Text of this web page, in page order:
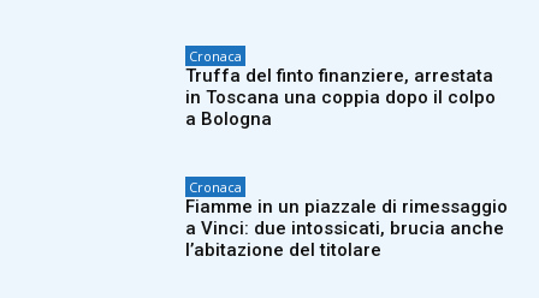
Cronaca
Truffa del finto finanziere, arrestata
in Toscana una coppia dopo il colpo
a Bologna
Cronaca
Fiamme in un piazzale di rimessaggio
a Vinci: due intossicati, brucia anche
l’abitazione del titolare